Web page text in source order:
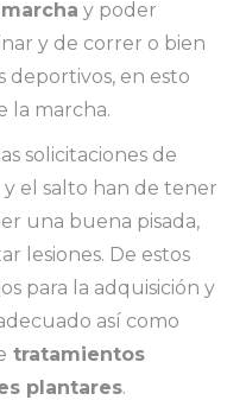
y poder
y de correr o bien
deportivos, en esto
la marcha.
solicitaciones de
el salto han de tener
una buena pisada,
lesiones. De estos
para la adquisición y
así como
tratamientos
plantares.